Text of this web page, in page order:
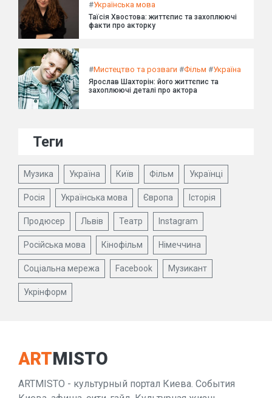
#Українська мова
Таїсія Хвостова: життєпис та захоплюючі
факти про акторку
#Мистецтво та розваги #Фільм #Україна
Ярослав Шахторін: його життєпис та
захоплюючі деталі про актора
Теги
Музика Україна Київ Фільм Українці
Росія Українська мова Європа Історія
Продюсер Львів Театр Instagram
Російська мова Кінофільм Німеччина
Соціальна мережа Facebook Музикант
Укрінформ
ARTMISTO
ARTMISTO - культурный портал Киева. События